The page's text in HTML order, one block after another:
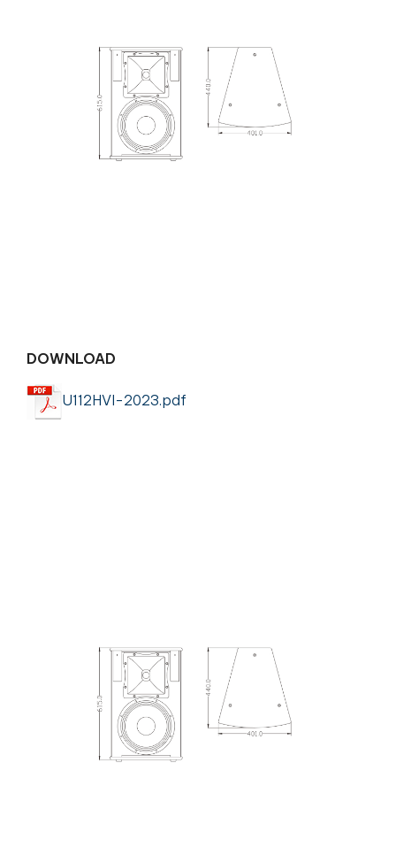
DOWNLOAD
U112HVI-2023.pdf